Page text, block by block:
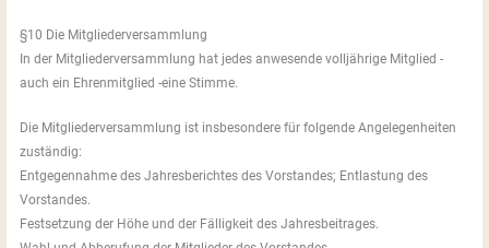
§10 Die Mitgliederversammlung
In der Mitgliederversammlung hat jedes anwesende volljährige Mitglied -
auch ein Ehrenmitglied -eine Stimme.
Die Mitgliederversammlung ist insbesondere für folgende Angelegenheiten
zuständig:
Entgegennahme des Jahresberichtes des Vorstandes; Entlastung des
Vorstandes.
Festsetzung der Höhe und der Fälligkeit des Jahresbeitrages.